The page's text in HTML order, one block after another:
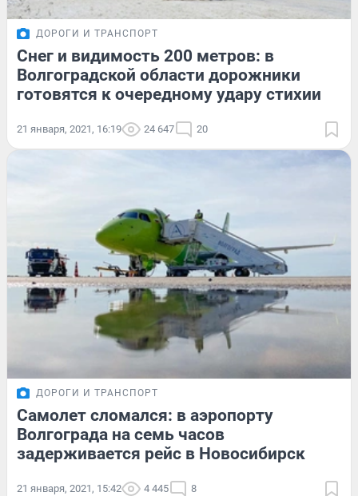
ДОРОГИ И ТРАНСПОРТ
Снег и видимость 200 метров: в
Волгоградской области дорожники
готовятся к очередному удару стихии
21 января, 2021, 16:19 24 647 20
ДОРОГИ И ТРАНСПОРТ
Самолет сломался: в аэропорту
Волгограда на семь часов
задерживается рейс в Новосибирск
21 января, 2021, 15:42 4 445 8